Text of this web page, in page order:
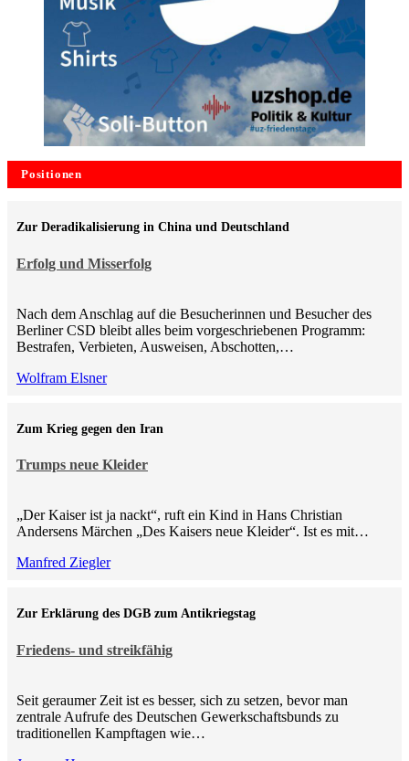
Positionen
Erfolg und Misserfolg
Zur Deradikalisierung in China und Deutschland
Nach dem Anschlag auf die Besucherinnen und Besucher des
Berliner CSD bleibt alles beim vorgeschriebenen Programm:
Bestrafen, Verbieten, Ausweisen, Abschotten,…
Wolfram Elsner
Trumps neue Kleider
Zum Krieg gegen den Iran
„Der Kaiser ist ja nackt“, ruft ein Kind in Hans Christian
Andersens Märchen „Des Kaisers neue Kleider“. Ist es mit…
Manfred Ziegler
Friedens- und streikfähig
Zur Erklärung des DGB zum Antikriegstag
Seit geraumer Zeit ist es besser, sich zu setzen, bevor man
zentrale Aufrufe des Deutschen Gewerkschaftsbunds zu
traditionellen Kampftagen wie…